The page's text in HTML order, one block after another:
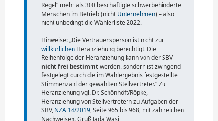
Regel“ mehr als 300 beschäftigte schwerbehinderte
Menschen im Betrieb (nicht Unternehmen) – also
nicht unbedingt die Wählerliste 2022.
Hinweise: „Die Vertrauensperson ist nicht zur
willkürlichen Heranziehung berechtigt. Die
Reihenfolge der Heranziehung kann von der SBV
nicht frei bestimmtwerden, sondern ist zwingend
festgelegt durch die im Wahlergebnis festgestellte
Stimmenzahl der gewählten Stellvertreter.“ Zu
Heranziehung vgl. Dr. Schönhöft/Röpke,
Heranziehung von Stellvertretern zu Aufgaben der
SBV, NZA 14/2019, Seite 965 bis 968, mit zahlreichen
Nachweisen. Gruß Jada Wasi